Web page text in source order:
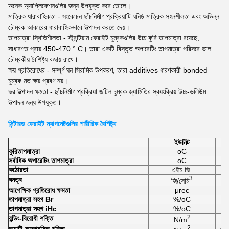
অনেক অ্যাপ্লিকেশনগুলির জন্য উপযুক্ত করে তোলে।
মাত্রিক ধারাবাহিকতা - সংকোচন ছাঁচনির্মাণ প্রক্রিয়াটি ঘনিষ্ঠ মাত্রিক সহনশীলতা এবং অভিন্ন
চৌম্বক আকারের ধারাবাহিকভাবে উত্পাদন করতে দেয়।
তাপমাত্রা স্থিতিশীলতা - স্ট্রন্টিয়াম ফেরাইট চুম্বকগুলির উচ্চ কুরি তাপমাত্রা রয়েছে,
সাধারণত প্রায় 450-470 ° C। তারা একটি বিস্তৃত অপারেটিং তাপমাত্রা পরিসরে ভাল
চৌম্বকীয় বৈশিষ্ট্য বজায় রাখে।
ক্ষয় প্রতিরোধের - সম্পূর্ণ ঘন সিরামিক উপকরণ, তারা additives ধারণকারী bonded
চুম্বক মত ক্ষয় প্রবণ নয়।
ভর উত্পাদন ক্ষমতা - ছাঁচনির্মাণ প্রক্রিয়া জটিল চুম্বক জ্যামিতির স্বয়ংক্রিয় উচ্চ-ভলিউম
উত্পাদন জন্য উপযুক্ত।
সিন্টারড ফেরাইট ম্যাগনেটগুলির শারীরিক বৈশিষ্ট্য
ইউনিট
কুরিতাপমাত্রা
oC
সর্বাধিক অপারেটিং তাপমাত্রা
oC
কঠোরতা
এইচ.ভি.
ঘনত্ব
জি/সেমি3
আপেক্ষিক প্রতিরোধ ক্ষমতা
μrec
তাপমাত্রা সহগ Br
%/oC
তাপমাত্রা সহগ iHc
%/oC
বন্ডিং-বিরোধী শক্তি
N/m2